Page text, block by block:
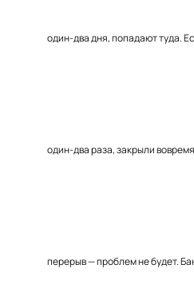
один-два дня, попадают туда.
один-два раза, закрыли
перерыв — проблем не будет.